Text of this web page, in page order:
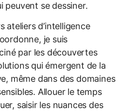
peuvent se dessiner.
ateliers d’intelligence
je suis
par les découvertes
qui émergent de la
même dans des domaines
Allouer le temps
saisir les nuances des